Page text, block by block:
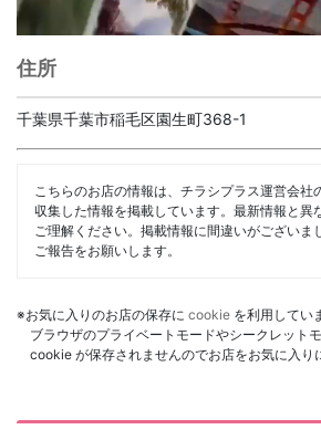
住所
千葉県千葉市稲毛区園生町368-1
こちらのお店の情報は、チラシプラス運営会社
収集した情報を掲載しています。最新情報と異
ご理解ください。掲載情報に間違いがございま
ご報告をお願いします。
※お気に入りのお店の保存に cookie を利用してい
ブラウザのプライベートモードやシークレット
cookie が保存されませんのでお店をお気に入り